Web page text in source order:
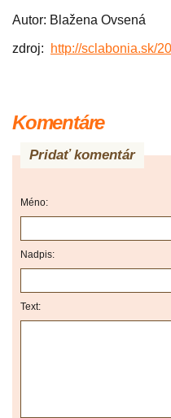
Autor: Blažena Ovsená
zdroj: http://sclabonia.sk/
Komentáre
Pridať komentár
Méno:
Nadpis:
Text: